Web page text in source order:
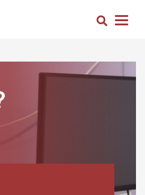
Cerca